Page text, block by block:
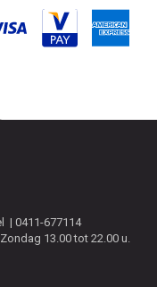
0411-677114
13.00 tot 22.00 u.